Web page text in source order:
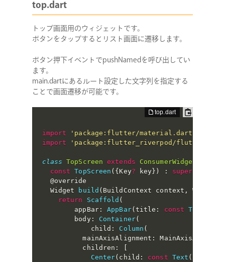
COMPANY
SERVICE
STAFF BLOG
NEWS
CONTACT
RECRUIT
top.dart
トップ画面用のウィジェットです。
ボタンをタップするとリスト画面に遷移します。
ボタン押下イベントでpushNamedを呼び出してい
ます。
main.dartにあるルート設定した文字列を指定する
ことで画面遷移が可能です。
import 'package:flutter/material.dart'
import
'package:flutter_riverpod/
class TopScreen extends ConsumerWidget
const
TopScreen ( {Key? key } ) : super
  @override
  Widget
build ( BuildContext context ,
return
Scaffold (
        appBar
: AppBar( title : const Text
        body
: Container(
            child
: Column (
          mainAxisAlignment
:
          children
:
Center( child : const Text (